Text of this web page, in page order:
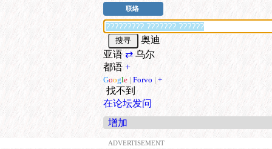
联络
奥迪
亚语⇄ 乌尔
都语 +
Google | Forvo | +
找不到
在论坛发问
增加
ADVERTISEMENT